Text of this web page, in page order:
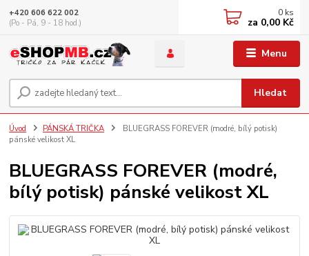
Menu
Hledat
+420 606 622 002
(Po - Pá, 9 - 18 hod.)
0 ks
za 0,00 Kč
Úvod PÁNSKÁ TRIČKA
BLUEGRASS FOREVER (modré, bílý potisk)
pánské velikost XL
BLUEGRASS FOREVER (modré,
bílý potisk) pánské velikost XL